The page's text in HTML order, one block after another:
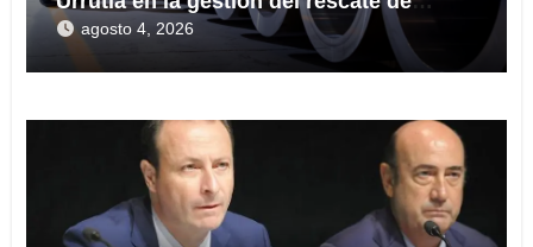
Tubos Reunidos
agosto 4, 2026